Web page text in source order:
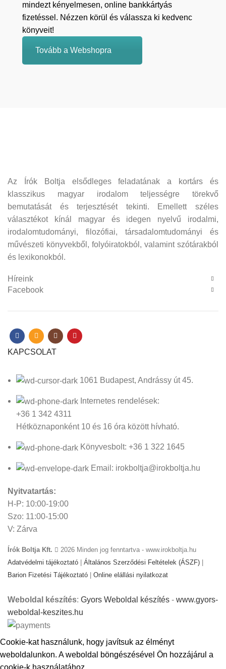
mindezt kényelmesen, online bankkártyás
fizetéssel. Nézzen körül és válassza ki kedvenc
könyveit!
Tovább a Webshopra
Az Írók Boltja elsődleges feladatának a kortárs és
klasszikus magyar irodalom teljességre törekvő
bemutatását és terjesztését tekinti. Emellett széles
választékot kínál magyar és idegen nyelvű irodalmi,
irodalomtudományi, filozófiai, társadalomtudományi és
művészeti könyvekből, folyóiratokból, valamint szótárakból
és lexikonokból.
Híreink
Facebook
KAPCSOLAT
1061 Budapest, Andrássy út 45.
Internetes rendelések:
+36 1 342 4311
Hétköznaponként 10 és 16 óra között hívható.
Könyvesbolt: +36 1 322 1645
Email: irokboltja@irokboltja.hu
Nyitvatartás:
H-P: 10:00-19:00
Szo: 11:00-15:00
V: Zárva
Írók Boltja Kft.
2026 Minden jog fenntartva - www.irokboltja.hu
Adatvédelmi tájékoztató
Általános Szerződési Feltételek (ÁSZF)
Barion Fizetési Tájékoztató
Online elállási nyilatkozat
Weboldal készítés: Gyors Weboldal készítés - www.gyors-
weboldal-keszites.hu
Cookie-kat használunk, hogy javítsuk az élményt
weboldalunkon. A weboldal böngészésével Ön hozzájárul a